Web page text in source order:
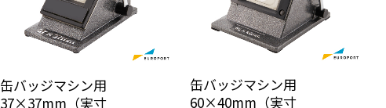
缶バッジマシン用
37×37mm（実寸
缶バッジマシン用
60×40mm（実寸